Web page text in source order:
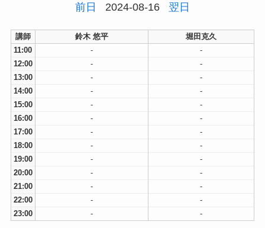
前日 2024-08-16 翌日
講師 鈴木 悠平
堀田克久
11:00
-
-
12:00
-
-
13:00
-
-
14:00
-
-
15:00
-
-
16:00
-
-
17:00
-
-
18:00
-
-
19:00
-
-
20:00
-
-
21:00
-
-
22:00
-
-
23:00
- -